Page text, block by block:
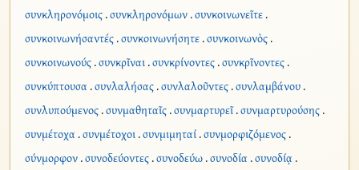
συνκληρονόμοις.συνκληρονόμων.συνκοινωνεῖτε.
συνκοινωνήσαντές.συνκοινωνήσητε.συνκοινωνὸς.
συνκοινωνούς.συνκρῖναι.συνκρίνοντες.συνκρῖνοντες.
συνκύπτουσα .συνλαλήσας.συνλαλοῦντες.συνλαμβάνου.
συνλυπούμενος.συνμαθηταῖς.συνμαρτυρεῖ.συνμαρτυρούσης.
συνμέτοχα .συνμέτοχοι.συνμιμηταί.συνμορφιζόμενος.
σύνμορφον.συνοδεύοντες.συνοδεύω.συνοδία .συνοδίᾳ .